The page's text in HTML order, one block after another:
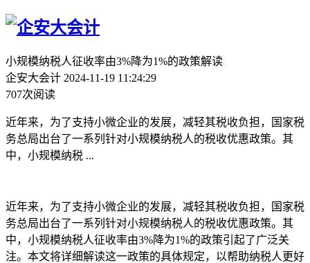
小规模纳税人征收率由3%降为1%的政策解读
企安大会计 2024-11-19 11:24:29
707次阅读
近年来，为了支持小微企业的发展，减轻其税收负担，国家税
务总局出台了一系列针对小规模纳税人的税收优惠政策。其
中，小规模纳税 ...
近年来，为了支持小微企业的发展，减轻其税收负担，国家税
务总局出台了一系列针对小规模纳税人的税收优惠政策。其
中，小规模纳税人征收率由3%降为1%的政策引起了广泛关
注。本文将详细解读这一政策的具体规定，以帮助纳税人更好